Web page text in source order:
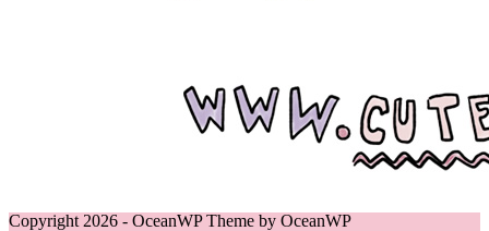
Copyright 2026 - OceanWP Theme by OceanWP